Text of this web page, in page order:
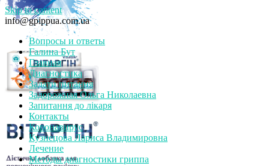
Skip to content
info@gpippua.com.ua
Вопросы и ответы
Галина Бут
Главная
Диагностика
Задати питання
Задорожная Ольга Николаевна
Запитання до лікаря
Контакты
Коронавирус
Кузнецова Лариса Владимировна
Лечение
Методы диагностики гриппа